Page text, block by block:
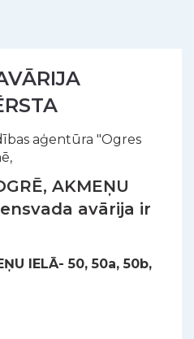
aģentūra "Ogres
AKMEŅU
avārija ir
IELĀ- 50, 50a, 50b,